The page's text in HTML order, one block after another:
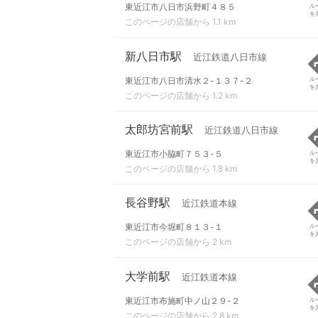
東近江市八日市浜野町４８５
このページの店舗から 1.1 km
ル
を
新八日市駅 近江鉄道八日市線
東近江市八日市清水２-１３７-２
このページの店舗から 1.2 km
ル
を
太郎坊宮前駅 近江鉄道八日市線
東近江市小脇町７５３-５
このページの店舗から 1.8 km
ル
を
長谷野駅 近江鉄道本線
東近江市今堀町８１３-１
このページの店舗から 2 km
ル
を
大学前駅 近江鉄道本線
東近江市布施町中ノ山２９-２
このページの店舗から 2.8 km
ル
を